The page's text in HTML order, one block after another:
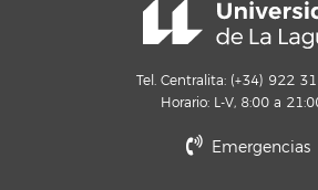
Tel. Centralita: (+34) 922
Horario: L-V, 8:00 a
Emergencias